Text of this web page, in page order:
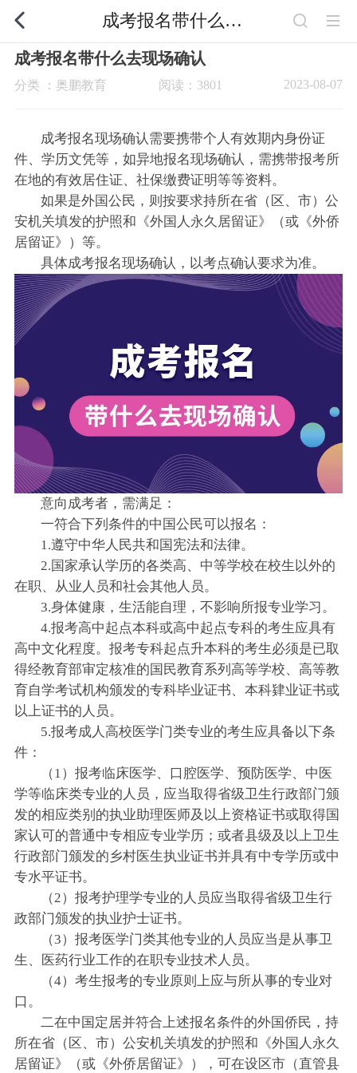
成考报名带什么去现场确认
成考报名带什么去现场确认
分类 ：奥鹏教育 2023-08-07
阅读：3801
成考报名现场确认需要携带个人有效期内身份证
件、学历文凭等，如异地报名现场确认，需携带报考所
在地的有效居住证、社保缴费证明等等资料。
如果是外国公民，则按要求持所在省（区、市）公
安机关填发的护照和《外国人永久居留证》（或《外侨
居留证》）等。
具体成考报名现场确认，以考点确认要求为准。
意向成考者，需满足：
一符合下列条件的中国公民可以报名：
1.遵守中华人民共和国宪法和法律。
2.国家承认学历的各类高、中等学校在校生以外的
在职、从业人员和社会其他人员。
3.身体健康，生活能自理，不影响所报专业学习。
4.报考高中起点本科或高中起点专科的考生应具有
高中文化程度。报考专科起点升本科的考生必须是已取
得经教育部审定核准的国民教育系列高等学校、高等教
育自学考试机构颁发的专科毕业证书、本科肄业证书或
以上证书的人员。
5.报考成人高校医学门类专业的考生应具备以下条
件：
（1）报考临床医学、口腔医学、预防医学、中医
学等临床类专业的人员，应当取得省级卫生行政部门颁
发的相应类别的执业助理医师及以上资格证书或取得国
家认可的普通中专相应专业学历；或者县级及以上卫生
行政部门颁发的乡村医生执业证书并具有中专学历或中
专水平证书。
（2）报考护理学专业的人员应当取得省级卫生行
政部门颁发的执业护士证书。
（3）报考医学门类其他专业的人员应当是从事卫
生、医药行业工作的在职专业技术人员。
（4）考生报考的专业原则上应与所从事的专业对
口。
二在中国定居并符合上述报名条件的外国侨民，持
所在省（区、市）公安机关填发的护照和《外国人永久
居留证》（或《外侨居留证》），可在设区市（直管县